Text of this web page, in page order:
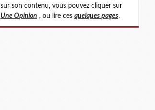
sur son contenu, vous pouvez cliquer sur
Une Opinion , ou lire ces quelques pages.